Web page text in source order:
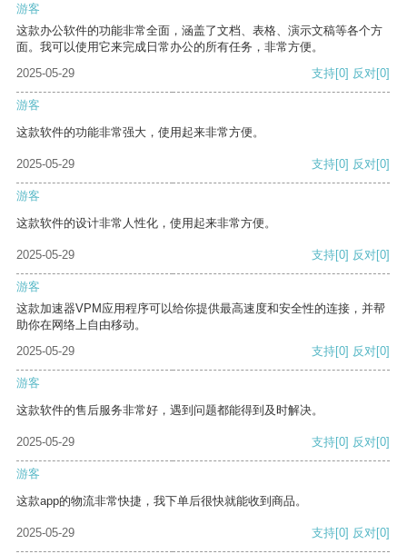
游客
这款办公软件的功能非常全面，涵盖了文档、表格、演示文稿等各个方
面。我可以使用它来完成日常办公的所有任务，非常方便。
2025-05-29
支持[0] 反对[0]
游客
这款软件的功能非常强大，使用起来非常方便。
2025-05-29 支持[0] 反对[0]
游客
这款软件的设计非常人性化，使用起来非常方便。
2025-05-29 支持[0] 反对[0]
游客
这款加速器VPM应用程序可以给你提供最高速度和安全性的连接，并帮
助你在网络上自由移动。
2025-05-29
支持[0] 反对[0]
游客
这款软件的售后服务非常好，遇到问题都能得到及时解决。
2025-05-29 支持[0] 反对[0]
游客
这款app的物流非常快捷，我下单后很快就能收到商品。
2025-05-29 支持[0] 反对[0]